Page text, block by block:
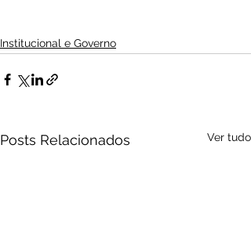
Institucional e Governo
Posts Relacionados Ver tudo